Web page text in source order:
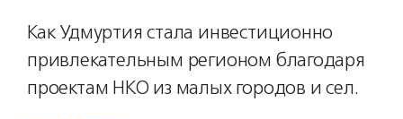
Как Удмуртия стала инвестиционно
привлекательным регионом благодаря
проектам НКО из малых городов и сел.